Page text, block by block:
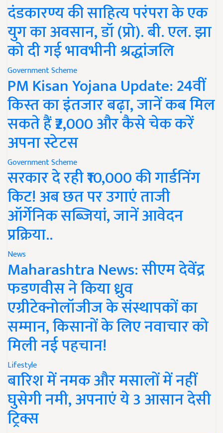
दंडकारण्य की साहित्य परंपरा के एक
युग का अवसान, डॉ (प्रो). बी. एल. झा
को दी गई भावभीनी श्रद्धांजलि
Government Scheme
PM Kisan Yojana Update: 24वीं
किस्त का इंतजार बढ़ा, जानें कब मिल
सकते हैं ₹2,000 और कैसे चेक करें
अपना स्टेटस
Government Scheme
सरकार दे रही ₹10,000 की गार्डनिंग
किट! अब छत पर उगाएं ताजी
ऑर्गेनिक सब्जियां, जानें आवेदन
प्रक्रिया..
News
Maharashtra News: सीएम देवेंद्र
फडणवीस ने किया ध्रुव
एग्रीटेक्नोलॉजीज के संस्थापकों का
सम्मान, किसानों के लिए नवाचार को
मिली नई पहचान!
Lifestyle
बारिश में नमक और मसालों में नहीं
घुसेगी नमी, अपनाएं ये 3 आसान देसी
ट्रिक्स